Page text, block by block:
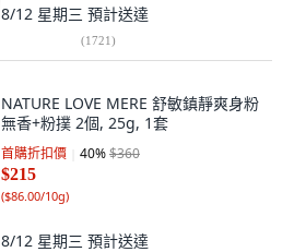
8/12 星期三 預計送達
(1721)
NATURE LOVE MERE 舒敏鎮靜爽身粉
無香+粉撲 2個, 25g, 1套
首購折扣價 40%$360
$215
($86.00/10g)
8/12 星期三 預計送達